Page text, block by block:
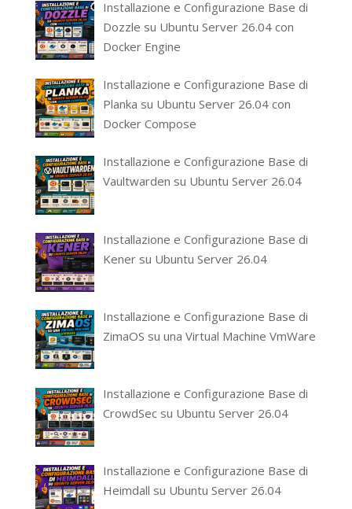
Installazione e Configurazione Base di
Dozzle su Ubuntu Server 26.04 con
Docker Engine
Installazione e Configurazione Base di
Planka su Ubuntu Server 26.04 con
Docker Compose
Installazione e Configurazione Base di
Vaultwarden su Ubuntu Server 26.04
Installazione e Configurazione Base di
Kener su Ubuntu Server 26.04
Installazione e Configurazione Base di
ZimaOS su una Virtual Machine VmWare
Installazione e Configurazione Base di
CrowdSec su Ubuntu Server 26.04
Installazione e Configurazione Base di
Heimdall su Ubuntu Server 26.04